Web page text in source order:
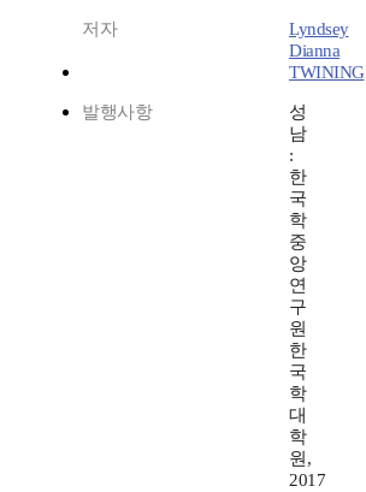
저자
Lyndsey
Dianna
TWINING
발행사항
성
남
:
한
국
학
중
앙
연
구
원
한
국
학
대
학
원,
2017